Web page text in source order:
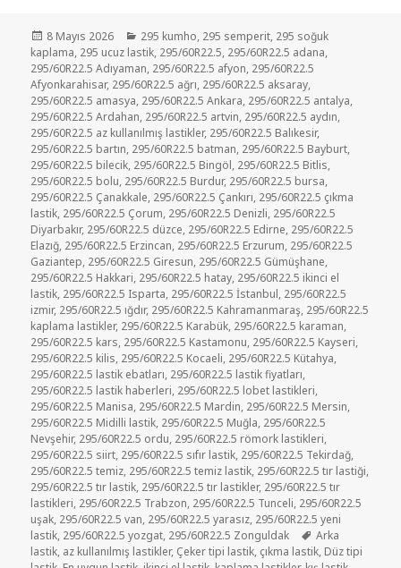
Yayın
tarihi
8 Mayıs 2026 Kategoriler
295 kumho, 295 semperit, 295 soğuk
kaplama, 295 ucuz lastik, 295/60R22.5, 295/60R22.5 adana,
295/60R22.5 Adıyaman, 295/60R22.5 afyon, 295/60R22.5
Afyonkarahisar, 295/60R22.5 ağrı, 295/60R22.5 aksaray,
295/60R22.5 amasya, 295/60R22.5 Ankara, 295/60R22.5 antalya,
295/60R22.5 Ardahan, 295/60R22.5 artvin, 295/60R22.5 aydın,
295/60R22.5 az kullanılmış lastikler, 295/60R22.5 Balıkesir,
295/60R22.5 bartın, 295/60R22.5 batman, 295/60R22.5 Bayburt,
295/60R22.5 bilecik, 295/60R22.5 Bingöl, 295/60R22.5 Bitlis,
295/60R22.5 bolu, 295/60R22.5 Burdur, 295/60R22.5 bursa,
295/60R22.5 Çanakkale, 295/60R22.5 Çankırı, 295/60R22.5 çıkma
lastik, 295/60R22.5 Çorum, 295/60R22.5 Denizli, 295/60R22.5
Diyarbakır, 295/60R22.5 düzce, 295/60R22.5 Edirne, 295/60R22.5
Elazığ, 295/60R22.5 Erzincan, 295/60R22.5 Erzurum, 295/60R22.5
Gaziantep, 295/60R22.5 Giresun, 295/60R22.5 Gümüşhane,
295/60R22.5 Hakkari, 295/60R22.5 hatay, 295/60R22.5 ikinci el
lastik, 295/60R22.5 Isparta, 295/60R22.5 İstanbul, 295/60R22.5
izmir, 295/60R22.5 ığdır, 295/60R22.5 Kahramanmaraş, 295/60R22.5
kaplama lastikler, 295/60R22.5 Karabük, 295/60R22.5 karaman,
295/60R22.5 kars, 295/60R22.5 Kastamonu, 295/60R22.5 Kayseri,
295/60R22.5 kilis, 295/60R22.5 Kocaeli, 295/60R22.5 Kütahya,
295/60R22.5 lastik ebatları, 295/60R22.5 lastik fiyatları,
295/60R22.5 lastik haberleri, 295/60R22.5 lobet lastikleri,
295/60R22.5 Manisa, 295/60R22.5 Mardin, 295/60R22.5 Mersin,
295/60R22.5 Midilli lastik, 295/60R22.5 Muğla, 295/60R22.5
Nevşehir, 295/60R22.5 ordu, 295/60R22.5 römork lastikleri,
295/60R22.5 siirt, 295/60R22.5 sıfır lastik, 295/60R22.5 Tekirdağ,
295/60R22.5 temiz, 295/60R22.5 temiz lastik, 295/60R22.5 tır lastiği,
295/60R22.5 tır lastik, 295/60R22.5 tır lastikler, 295/60R22.5 tır
lastikleri, 295/60R22.5 Trabzon, 295/60R22.5 Tunceli, 295/60R22.5
uşak, 295/60R22.5 van, 295/60R22.5 yarasız, 295/60R22.5 yeni
lastik, 295/60R22.5 yozgat, 295/60R22.5 Zonguldak Etiketler
Arka
lastik, az kullanılmış lastikler, Çeker tipi lastik, çıkma lastik, Düz tipi